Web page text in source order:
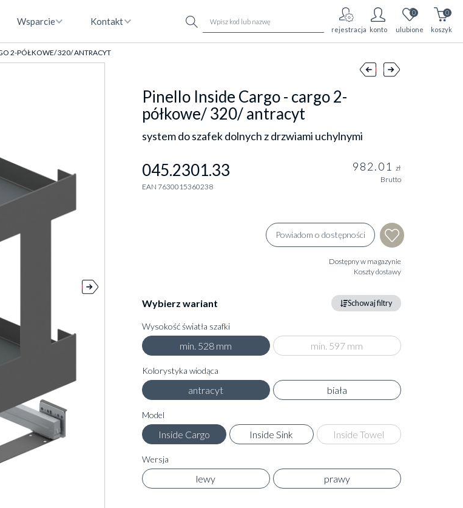
Wsparcie Kontakt
rejestracja konto
0
ulubione
0
koszyk
2-PÓŁKOWE/ 320/ ANTRACYT
Pinello Inside Cargo - cargo 2-
półkowe/ 320/ antracyt
system do szafek dolnych z drzwiami uchylnymi
045.2301.33
EAN 7630015360238
982.01 zł
Brutto
Powiadom o dostępności
Dostępny w magazynie
Koszty dostawy
Wybierz wariant Schowaj filtry
Wysokość światła szafki
min. 528 mm min. 597 mm
Kolorystyka wiodąca
antracyt biała
Model
Inside Cargo Inside Sink Inside Towel
Wersja
lewy prawy